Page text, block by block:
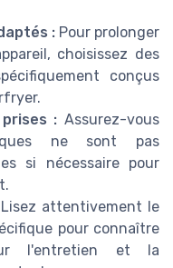
: Pour prolonger
choisissez des
conçus
: Assurez-vous
ne sont pas
si nécessaire pour
attentivement le
pour connaître
l'entretien et la